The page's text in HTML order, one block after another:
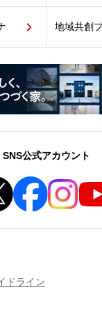
地域共創
SNS公式アカウント
ドライン